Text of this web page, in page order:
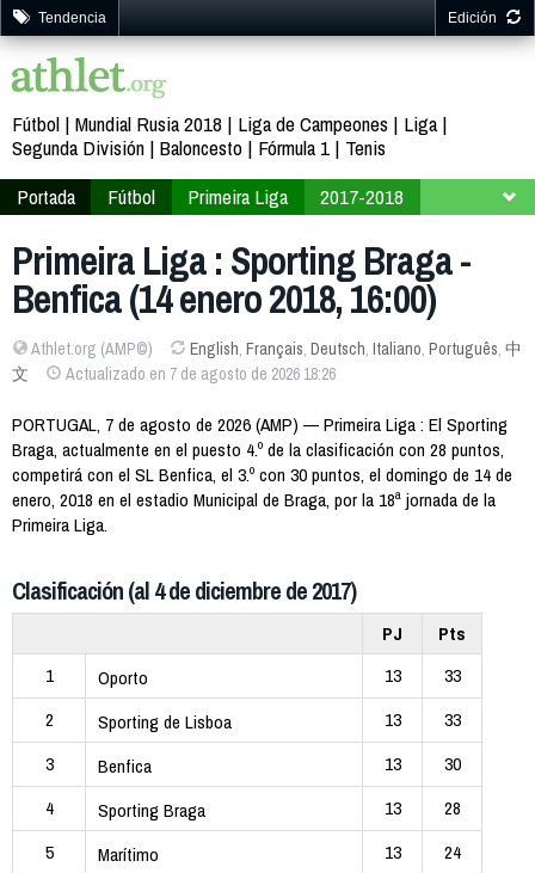
Tendencia Edición
Fútbol Mundial Rusia 2018 Liga de Campeones
Liga
Segunda División Baloncesto Fórmula 1
Tenis
Portada
Fútbol Primeira Liga
2017-2018
Primeira Liga : Sporting Braga -
Benfica (14 enero 2018, 16:00)
Athlet.org (AMP©) English, Français, Deutsch, Italiano, Português, 中
文
Actualizado en 7 de agosto de 2026 18:26
PORTUGAL, 7 de agosto de 2026 (AMP) — Primeira Liga : El Sporting
Braga, actualmente en el puesto 4.º de la clasificación con 28 puntos,
competirá con el SL Benfica, el 3.º con 30 puntos, el domingo de 14 de
enero, 2018 en el estadio Municipal de Braga, por la 18ª jornada de la
Primeira Liga.
Clasificación (al 4 de diciembre de 2017)
PJ
Pts
1
Oporto 13
33
2
Sporting de Lisboa 13
33
3
Benfica 13
30
4
Sporting Braga 13
28
5
Marítimo 13
24